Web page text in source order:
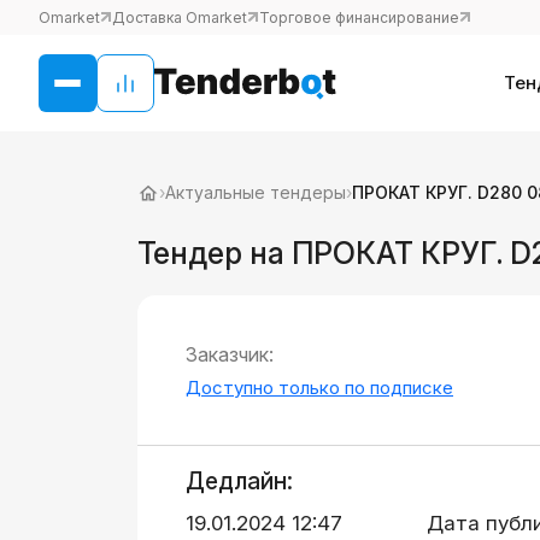
Omarket Доставка Omarket Торговое финансирование
›Актуальные тендеры›ПРОКАТ КРУГ. D280
Тендер на ПРОКАТ КРУГ.
Заказчик:
Доступно только по подписке
Дедлайн:
19.01.2024 12:47 Дата